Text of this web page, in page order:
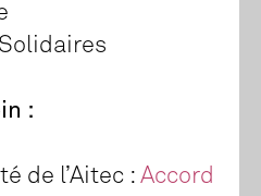
:
de l’Aitec :Accord